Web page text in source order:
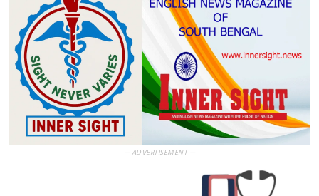
— ADVERTISEMENT —